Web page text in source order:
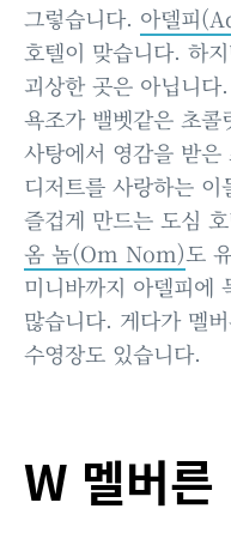
그렇습니다. 아델피
호텔이 맞습니다. 하
괴상한 곳은 아닙니
욕조가 밸벳같은 초
사탕에서 영감을 받은
디저트를 사랑하는
즐겁게 만드는 도심
옴 놈(Om Nom)도
미니바까지 아델피에
많습니다. 게다가 멜
수영장도 있습니다.
W 멜버른